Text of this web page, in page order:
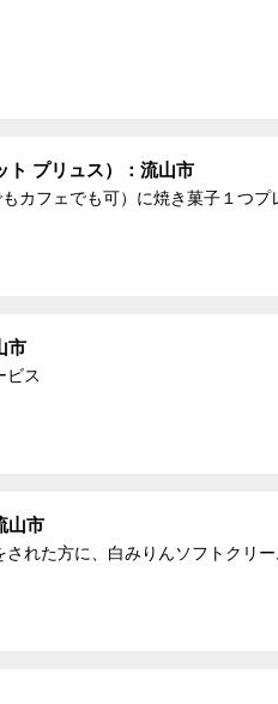
プリュス）：流山市
カフェでも可）に焼き菓子１つ
市
ビス
山市
された方に、白みりんソフトクリ